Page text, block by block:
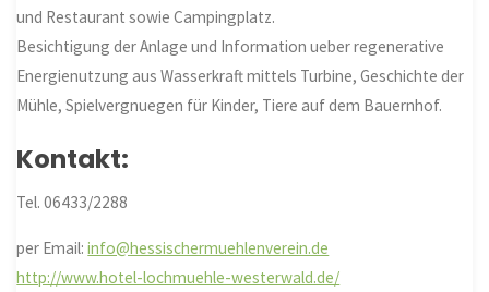
und Restaurant sowie Campingplatz.
Besichtigung der Anlage und Information ueber regenerative
Energienutzung aus Wasserkraft mittels Turbine, Geschichte der
Mühle, Spielvergnuegen für Kinder, Tiere auf dem Bauernhof.
Kontakt:
Tel. 06433/2288
per Email:info@hessischermuehlenverein.de
http://www.hotel-lochmuehle-westerwald.de/